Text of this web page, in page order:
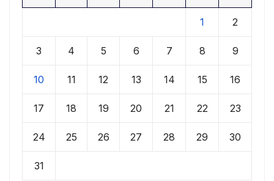
1 2
3 4 5 6 7 8 9
10 11 12 13 14 15 16
17 18 19 20 21 22 23
24 25 26 27 28 29 30
31